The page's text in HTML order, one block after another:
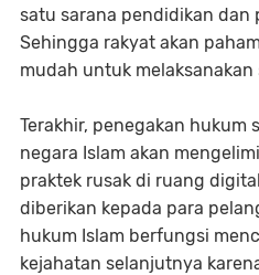
satu sarana pendidikan dan
Sehingga rakyat akan
mudah untuk
Terakhir, penegakan hukum
negara Islam akan
praktek rusak di ruang
diberikan kepada para
hukum Islam berfungsi
kejahatan selanjutnya